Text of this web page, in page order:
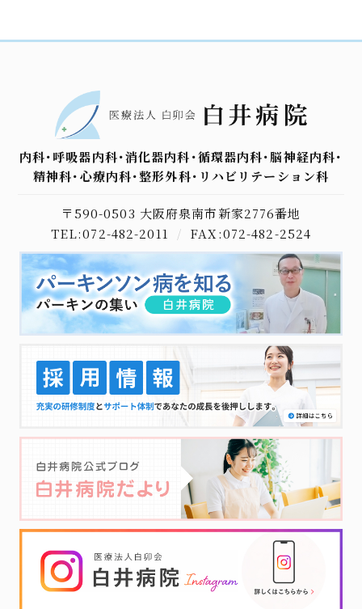
内科･呼吸器内科･消化器内科･循環器内科･脳神経内科･
精神科･心療内科･整形外科･リハビリテーション科
〒590-0503 大阪府泉南市新家2776番地
TEL:072-482-2011
/ FAX:072-482-2524